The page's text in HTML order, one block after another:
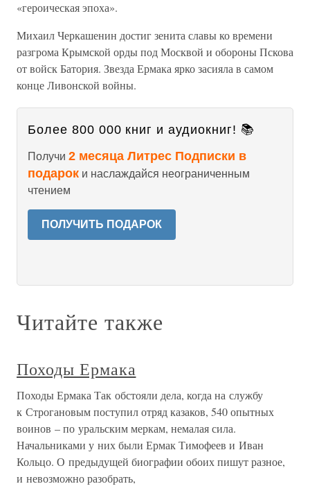
«героическая эпоха».
Михаил Черкашенин достиг зенита славы ко времени
разгрома Крымской орды под Москвой и обороны Пскова
от войск Батория. Звезда Ермака ярко засияла в самом
конце Ливонской войны.
Более 800 000 книг и аудиокниг! 📚
Получи 2 месяца Литрес Подписки в
подарок и наслаждайся неограниченным
чтением
ПОЛУЧИТЬ ПОДАРОК
Читайте также
Походы Ермака
Походы Ермака Так обстояли дела, когда на службу
к Строгановым поступил отряд казаков, 540 опытных
воинов – по уральским меркам, немалая сила.
Начальниками у них были Ермак Тимофеев и Иван
Кольцо. О предыдущей биографии обоих пишут разное,
и невозможно разобрать,